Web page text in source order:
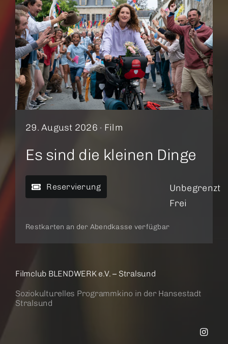
29. August 2026 · Film
Es sind die kleinen Dinge
Reservierung
Unbegrenzt
Frei
Restkarten an der Abendkasse verfügbar
Filmclub BLENDWERK e.V. – Stralsund
Soziokulturelles Programmkino in der Hansestadt
Stralsund